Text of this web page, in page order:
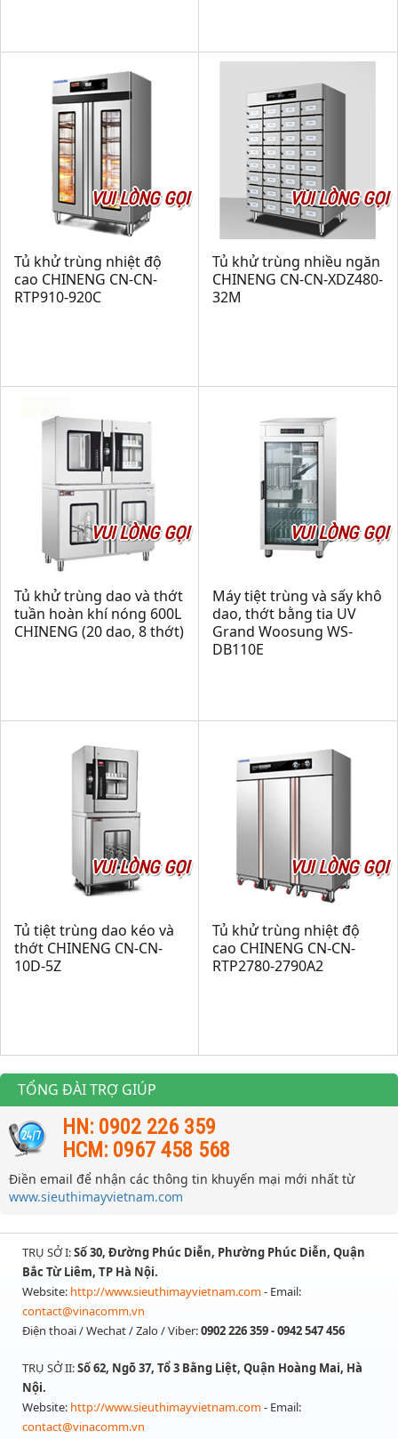
VUI LÒNG GỌI
Tủ khử trùng nhiệt độ
cao CHINENG CN-CN-
RTP910-920C
VUI LÒNG GỌI
Tủ khử trùng nhiều ngăn
CHINENG CN-CN-XDZ480-
32M
VUI LÒNG GỌI
Tủ khử trùng dao và thớt
tuần hoàn khí nóng 600L
CHINENG (20 dao, 8 thớt)
VUI LÒNG GỌI
Máy tiệt trùng và sấy khô
dao, thớt bằng tia UV
Grand Woosung WS-
DB110E
VUI LÒNG GỌI
Tủ tiệt trùng dao kéo và
thớt CHINENG CN-CN-
10D-5Z
VUI LÒNG GỌI
Tủ khử trùng nhiệt độ
cao CHINENG CN-CN-
RTP2780-2790A2
TỔNG ĐÀI TRỢ GIÚP
HN: 0902 226 359
HCM: 0967 458 568
Điền email để nhận các thông tin khuyến mại mới nhất từ
www.sieuthimayvietnam.com
TRỤ SỞ I:Số 30, Đường Phúc Diễn, Phường Phúc Diễn, Quận
Bắc Từ Liêm, TP Hà Nội.
Website: http://www.sieuthimayvietnam.com- Email:
contact@vinacomm.vn
Điện thoai / Wechat / Zalo / Viber:0902 226 359 - 0942 547 456
TRỤ SỞ II:Số 62, Ngõ 37, Tổ 3 Bằng Liệt, Quận Hoàng Mai, Hà
Nội.
Website: http://www.sieuthimayvietnam.com- Email:
contact@vinacomm.vn